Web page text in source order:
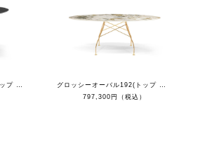
797,300円（税込）